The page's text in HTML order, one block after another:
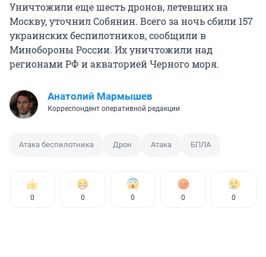
Уничтожили еще шесть дронов, летевших на
Москву, уточнил Собянин. Всего за ночь сбили 157
украинских беспилотников, сообщили в
Минобороны России. Их уничтожили над
регионами РФ и акваторией Черного моря.
Анатолий Мармышев
Корреспондент оперативной редакции
Атака беспилотника Дрон Атака БПЛА
0 0 0 0 0